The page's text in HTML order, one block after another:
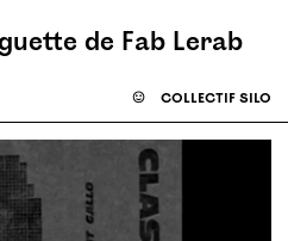
de Fab Lerab
☺ collectif silo